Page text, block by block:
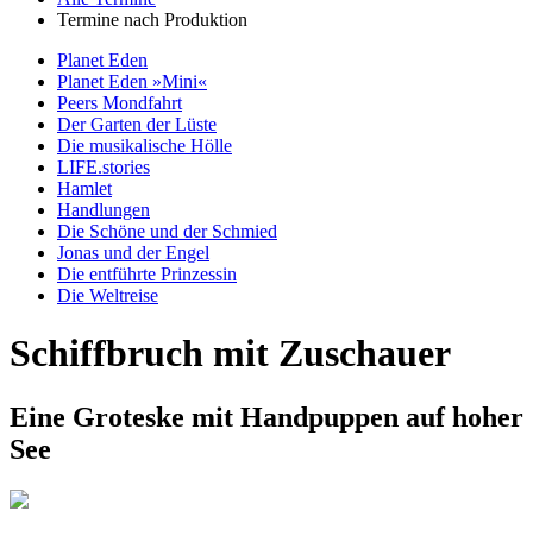
Termine nach Produktion
Planet Eden
Planet Eden »Mini«
Peers Mondfahrt
Der Garten der Lüste
Die musikalische Hölle
LIFE.stories
Hamlet
Handlungen
Die Schöne und der Schmied
Jonas und der Engel
Die entführte Prinzessin
Die Weltreise
Schiffbruch mit Zuschauer
Eine Groteske mit Handpuppen auf hoher
See